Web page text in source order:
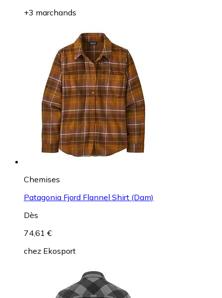
+3 marchands
Chemises
Patagonia Fjord Flannel Shirt (Dam)
Dès
74,61 €
chez Ekosport